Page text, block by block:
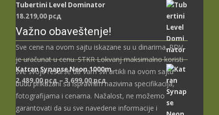
Tubertini Level Dominator
18.219,00 рсд
Katran Synapse Neon 1000m
2.489,00рсд – 3.699,00рсд Распон
цена:
Važno obaveštenje!
Sve cene na ovom sajtu iskazane su u dinarima. PDV
je uračunat u cenu. STKR Lokvanj maksimalno koristi
sve svoje resurse da Vam svi artikli na ovom sajtu
budu prikazani sa ispravnim nazivima specifikacija,
fotografijama i cenama. Nažalost, ne možemo
garantovati da su sve navedene informacije i